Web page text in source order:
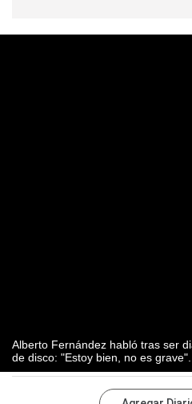
Alberto Fernández habló tras ser
de disco: "Estoy bien, no es grave".